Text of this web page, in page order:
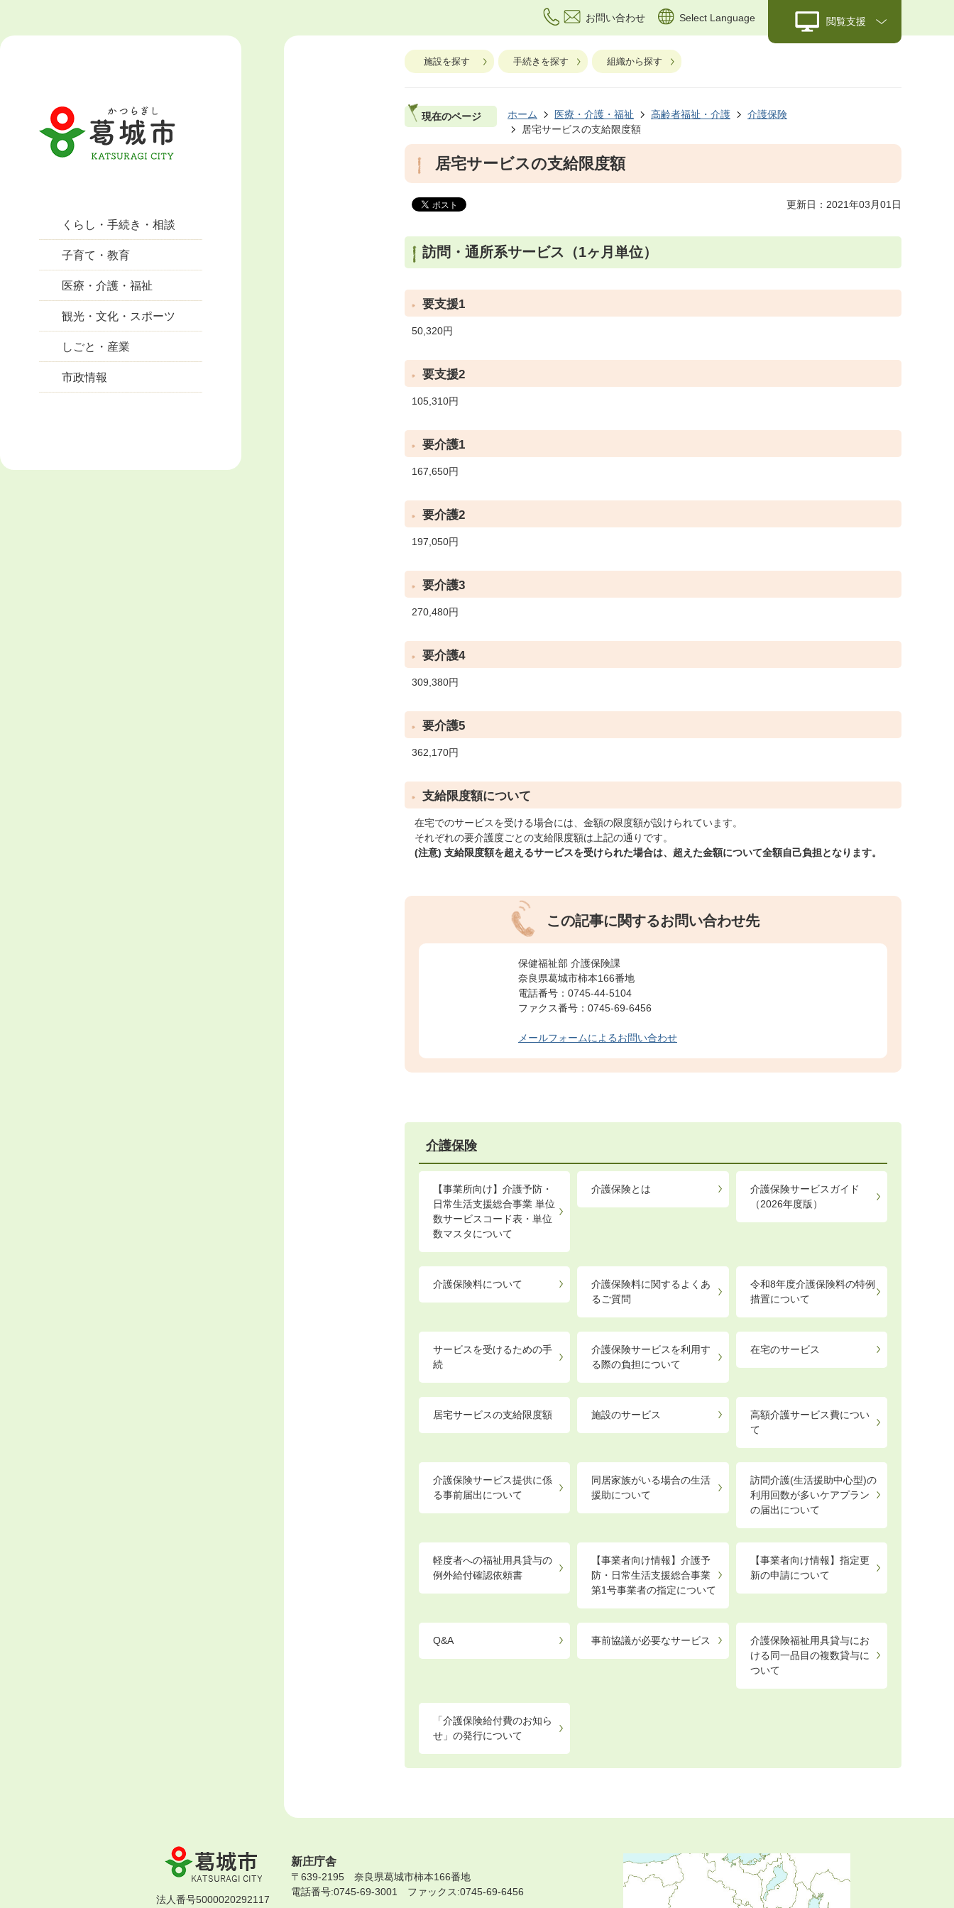
お問い合わせ Select Language 閲覧支援
くらし・手続き・相談
子育て・教育
医療・介護・福祉
観光・文化・スポーツ
しごと・産業
市政情報
施設を探す 手続きを探す 組織から探す
現在のページ ホーム 医療・介護・福祉 高齢者福祉・介護
介護保険
居宅サービスの支給限度額
居宅サービスの支給限度額
更新日：2021年03月01日
訪問・通所系サービス（1ヶ月単位）
要支援1
50,320円
要支援2
105,310円
要介護1
167,650円
要介護2
197,050円
要介護3
270,480円
要介護4
309,380円
要介護5
362,170円
支給限度額について
在宅でのサービスを受ける場合には、金額の限度額が設けられています。
それぞれの要介護度ごとの支給限度額は上記の通りです。
(注意) 支給限度額を超えるサービスを受けられた場合は、超えた金額について全額自己負担となります。
この記事に関するお問い合わせ先
保健福祉部 介護保険課
奈良県葛城市柿本166番地
電話番号：0745-44-5104
ファクス番号：0745-69-6456
メールフォームによるお問い合わせ
介護保険
【事業所向け】介護予防・
日常生活支援総合事業 単位
数サービスコード表・単位
数マスタについて
介護保険とは
介護保険サービスガイド
（2026年度版）
介護保険料について
介護保険料に関するよくあ
るご質問
令和8年度介護保険料の特例
措置について
サービスを受けるための手
続
介護保険サービスを利用す
る際の負担について
在宅のサービス
居宅サービスの支給限度額 施設のサービス
高額介護サービス費につい
て
介護保険サービス提供に係
る事前届出について
同居家族がいる場合の生活
援助について
訪問介護(生活援助中心型)の
利用回数が多いケアプラン
の届出について
軽度者への福祉用具貸与の
例外給付確認依頼書
【事業者向け情報】介護予
防・日常生活支援総合事業
第1号事業者の指定について
【事業者向け情報】指定更
新の申請について
Q&A 事前協議が必要なサービス
介護保険福祉用具貸与にお
ける同一品目の複数貸与に
ついて
「介護保険給付費のお知ら
せ」の発行について
葛
城
市
KATSURAGI
CITY
法人番号5000020292117
新庄庁舎
〒639-2195 奈良県葛城市柿本166番地
電話番号:0745-69-3001 ファックス:0745-69-6456